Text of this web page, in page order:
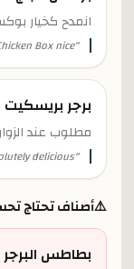
انمدح كخيار
"
Box nice 💔🤪
برجر بريسكيت
مطلوب عند
"
delicious!
⚠️أصناف تحتاج
بطاطس البرجر